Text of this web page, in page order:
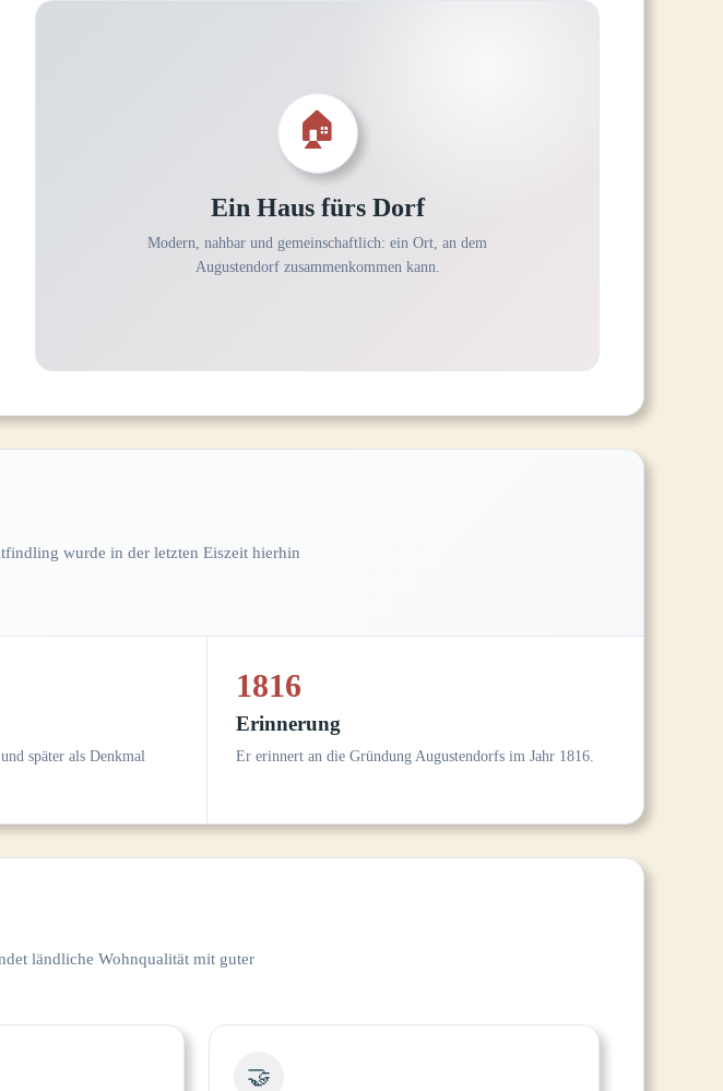
🏠
Ein Haus fürs Dorf
Modern, nahbar und gemeinschaftlich: ein Ort, an dem
Augustendorf zusammenkommen kann.
wurde in der letzten Eiszeit hierhin
später als Denkmal
1816
Erinnerung
Er erinnert an die Gründung Augustendorfs im Jahr 1816.
ländliche Wohnqualität mit guter
🤝